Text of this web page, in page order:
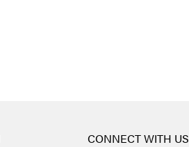
CONNECT WITH US